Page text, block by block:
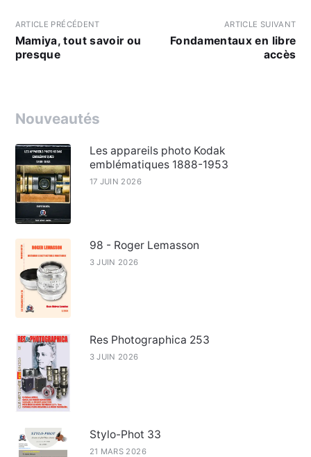
ARTICLE PRÉCÉDENT
Mamiya, tout savoir ou
presque
ARTICLE SUIVANT
Fondamentaux en libre
accès
Nouveautés
Les appareils photo Kodak
emblématiques 1888-1953
17 JUIN 2026
98 - Roger Lemasson
3 JUIN 2026
Res Photographica 253
3 JUIN 2026
Stylo-Phot 33
21 MARS 2026